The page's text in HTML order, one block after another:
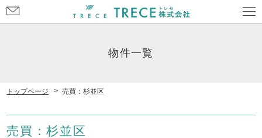
問
物件一覧
トップページ 売買：杉並区
売買：杉並区